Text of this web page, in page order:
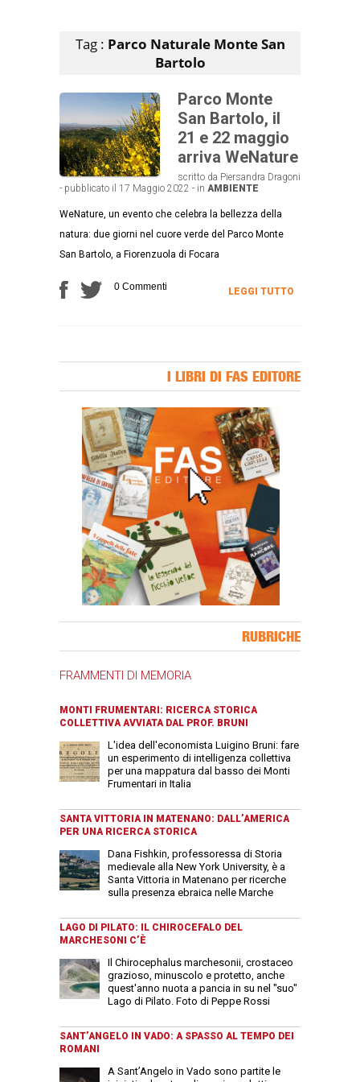
Tag : Parco Naturale Monte San
Bartolo
Parco Monte
San Bartolo, il
21 e 22 maggio
arriva WeNature
scritto da Piersandra Dragoni
- pubblicato il 17 Maggio 2022 - in AMBIENTE
WeNature, un evento che celebra la bellezza della
natura: due giorni nel cuore verde del Parco Monte
San Bartolo, a Fiorenzuola di Focara
0 Commenti LEGGI TUTTO
I LIBRI DI FAS EDITORE
RUBRICHE
FRAMMENTI DI MEMORIA
MONTI FRUMENTARI: RICERCA STORICA
COLLETTIVA AVVIATA DAL PROF. BRUNI
L'idea dell'economista Luigino Bruni: fare
un esperimento di intelligenza collettiva
per una mappatura dal basso dei Monti
Frumentari in Italia
SANTA VITTORIA IN MATENANO: DALL’AMERICA
PER UNA RICERCA STORICA
Dana Fishkin, professoressa di Storia
medievale alla New York University, è a
Santa Vittoria in Matenano per ricerche
sulla presenza ebraica nelle Marche
LAGO DI PILATO: IL CHIROCEFALO DEL
MARCHESONI C’È
Il Chirocephalus marchesonii, crostaceo
grazioso, minuscolo e protetto, anche
quest'anno nuota a pancia in su nel "suo"
Lago di Pilato. Foto di Peppe Rossi
SANT’ANGELO IN VADO: A SPASSO AL TEMPO DEI
ROMANI
A Sant’Angelo in Vado sono partite le